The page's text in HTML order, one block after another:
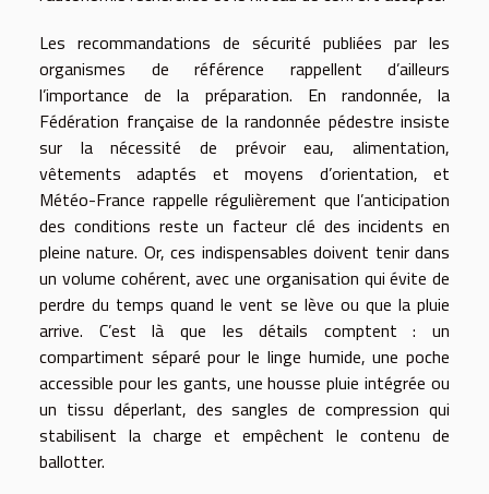
Les recommandations de sécurité publiées par les
organismes de référence rappellent d’ailleurs
l’importance de la préparation. En randonnée, la
Fédération française de la randonnée pédestre insiste
sur la nécessité de prévoir eau, alimentation,
vêtements adaptés et moyens d’orientation, et
Météo-France rappelle régulièrement que l’anticipation
des conditions reste un facteur clé des incidents en
pleine nature. Or, ces indispensables doivent tenir dans
un volume cohérent, avec une organisation qui évite de
perdre du temps quand le vent se lève ou que la pluie
arrive. C’est là que les détails comptent : un
compartiment séparé pour le linge humide, une poche
accessible pour les gants, une housse pluie intégrée ou
un tissu déperlant, des sangles de compression qui
stabilisent la charge et empêchent le contenu de
ballotter.